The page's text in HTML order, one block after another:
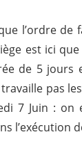
l’ordre de
est ici
de 5 jours
pas
7 Juin : on
l’exécution